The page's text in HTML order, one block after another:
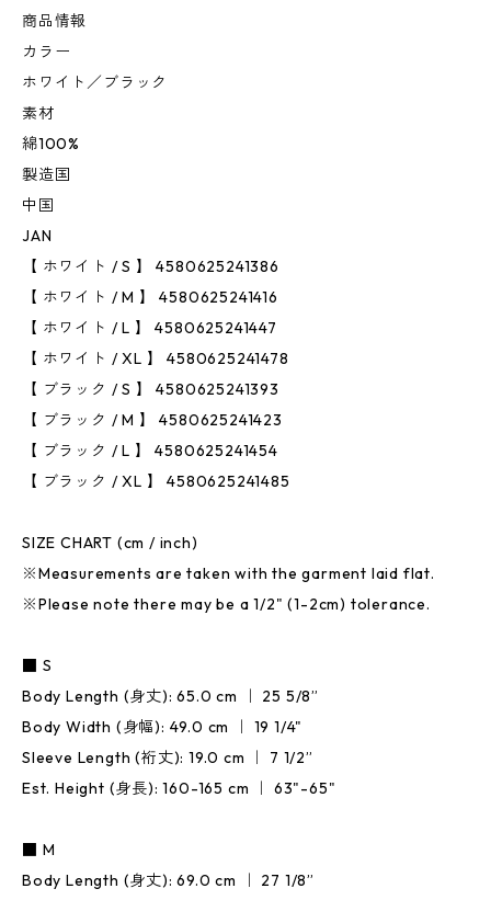
商品情報
カラー
ホワイト／ブラック
素材
綿100%
製造国
中国
JAN
【 ホワイト / S 】 4580625241386
【 ホワイト / M 】 4580625241416
【 ホワイト / L 】 4580625241447
【 ホワイト / XL 】 4580625241478
【 ブラック / S 】 4580625241393
【 ブラック / M 】 4580625241423
【 ブラック / L 】 4580625241454
【 ブラック / XL 】 4580625241485
SIZE CHART (cm / inch)
※Measurements are taken with the garment laid flat.
※Please note there may be a 1/2" (1-2cm) tolerance.
■ S
Body Length (身丈): 65.0 cm ｜ 25 5/8”
Body Width (身幅): 49.0 cm ｜ 19 1/4"
Sleeve Length (裄丈): 19.0 cm ｜ 7 1/2”
Est. Height (身長): 160-165 cm ｜ 63"-65"
■ M
Body Length (身丈): 69.0 cm ｜ 27 1/8”